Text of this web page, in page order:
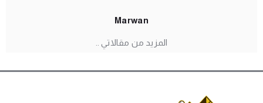
Marwan
المزيد من مقالاتي ..